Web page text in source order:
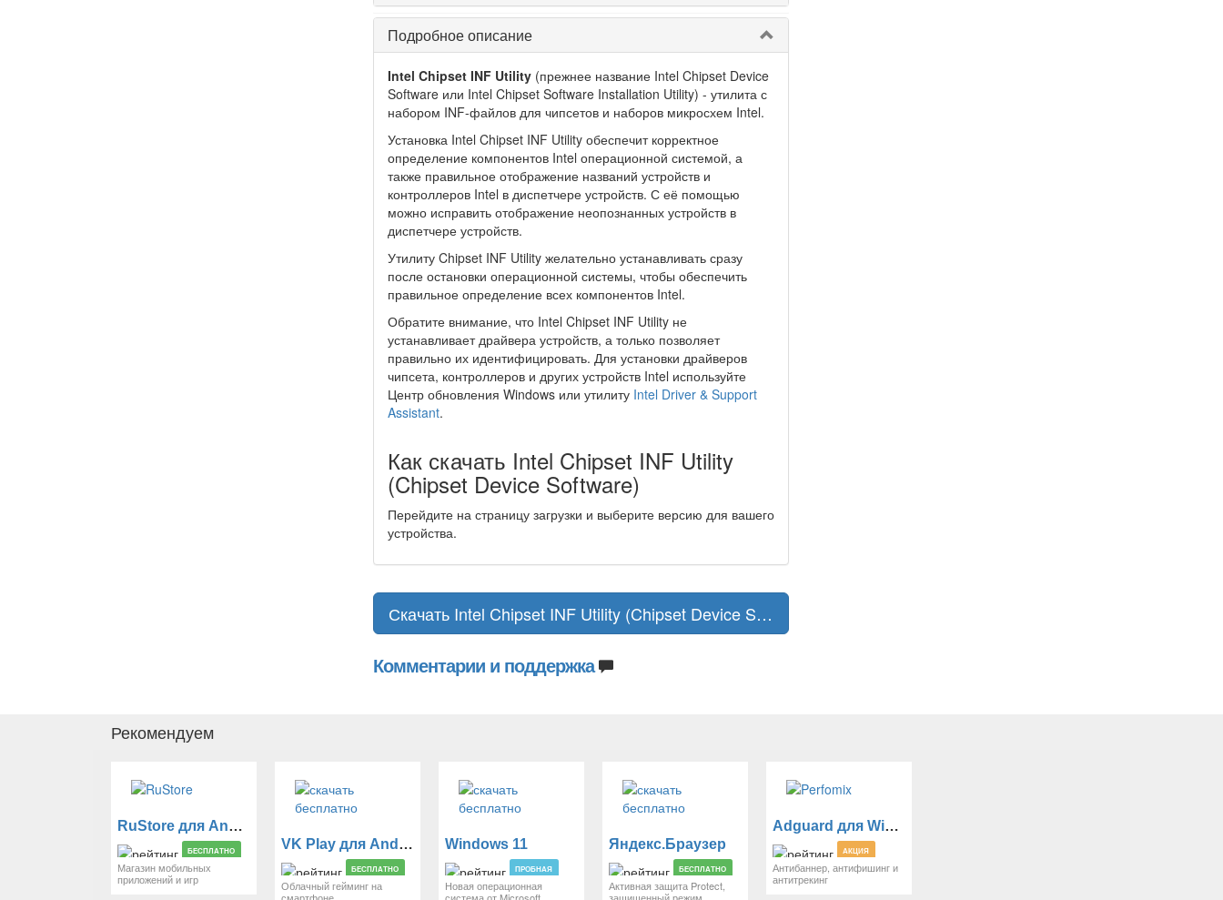
Подробное описание
Intel Chipset INF Utility(прежнее название Intel Chipset Device
Software или Intel Chipset Software Installation Utility) - утилита с
набором INF-файлов для чипсетов и наборов микросхем Intel.
Установка Intel Chipset INF Utility обеспечит корректное
определение компонентов Intel операционной системой, а
также правильное отображение названий устройств и
контроллеров Intel в диспетчере устройств. С её помощью
можно исправить отображение неопознанных устройств в
диспетчере устройств.
Утилиту Chipset INF Utility желательно устанавливать сразу
после остановки операционной системы, чтобы обеспечить
правильное определение всех компонентов Intel.
Обратите внимание, что Intel Chipset INF Utility не
устанавливает драйвера устройств, а только позволяет
правильно их идентифицировать. Для установки драйверов
чипсета, контроллеров и других устройств Intel используйте
Центр обновления Windows или утилиту Intel Driver & Support
Assistant.
Как скачать Intel Chipset INF Utility
(Chipset Device Software)
Перейдите на страницу загрузки и выберите версию для вашего
устройства.
Скачать Intel Chipset INF Utility (Chipset Device Software)
Комментарии и поддержка
Рекомендуем
RuStore для Android
БЕСПЛАТНО
Магазин мобильных
приложений и игр
VK Play для Android
БЕСПЛАТНО
Облачный гейминг на
Windows 11
ПРОБНАЯ
Новая операционная
Яндекс.Браузер
БЕСПЛАТНО
Активная защита Protect,
Adguard для Windows
АКЦИЯ
Антибаннер, антифишинг и
антитрекинг